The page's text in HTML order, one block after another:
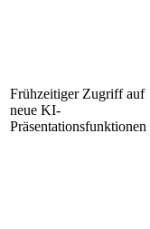
Frühzeitiger Zugriff auf
neue KI-
Präsentationsfunktionen